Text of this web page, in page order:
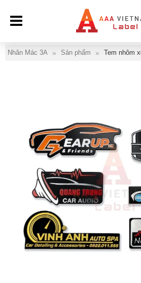
Nhãn Mác 3A Sản phẩm Tem nhôm